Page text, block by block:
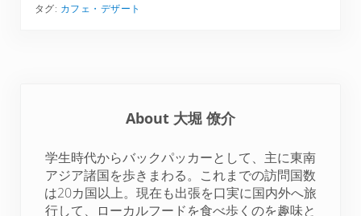
r
o
o
k
e
r
e
s
t
e
d
n
タグ: カフェ・デザート
About 大堀 僚介
学生時代からバックパッカーとして、主に東南
アジア諸国を歩きまわる。これまでの訪問国数
は20カ国以上。現在も出張を口実に国内外へ旅
行して、ローカルフードを食べ歩くのを趣味と